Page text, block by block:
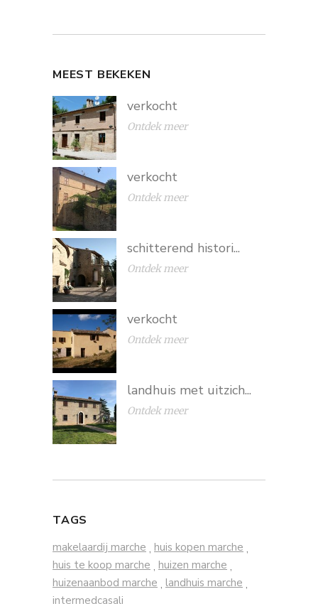
MEEST BEKEKEN
verkocht
Ontdek meer
verkocht
Ontdek meer
schitterend histori...
Ontdek meer
verkocht
Ontdek meer
landhuis met uitzich...
Ontdek meer
TAGS
makelaardij marche , huis kopen marche ,
huis te koop marche , huizen marche ,
huizenaanbod marche , landhuis marche ,
intermedcasali